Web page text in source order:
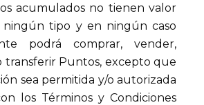
acumulados no tienen valor
ningún tipo y en ningún caso
podrá comprar, vender,
transferir Puntos, excepto que
sea permitida y/o autorizada
los Términos y Condiciones